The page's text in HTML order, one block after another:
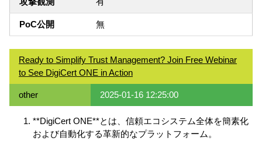
PoC公開 無
Ready to Simplify Trust Management? Join Free Webinar
to See DigiCert ONE in Action
other 2025-01-16 12:25:00
**DigiCert ONE**とは、信頼エコシステム全体を簡素化
および自動化する革新的なプラットフォーム。